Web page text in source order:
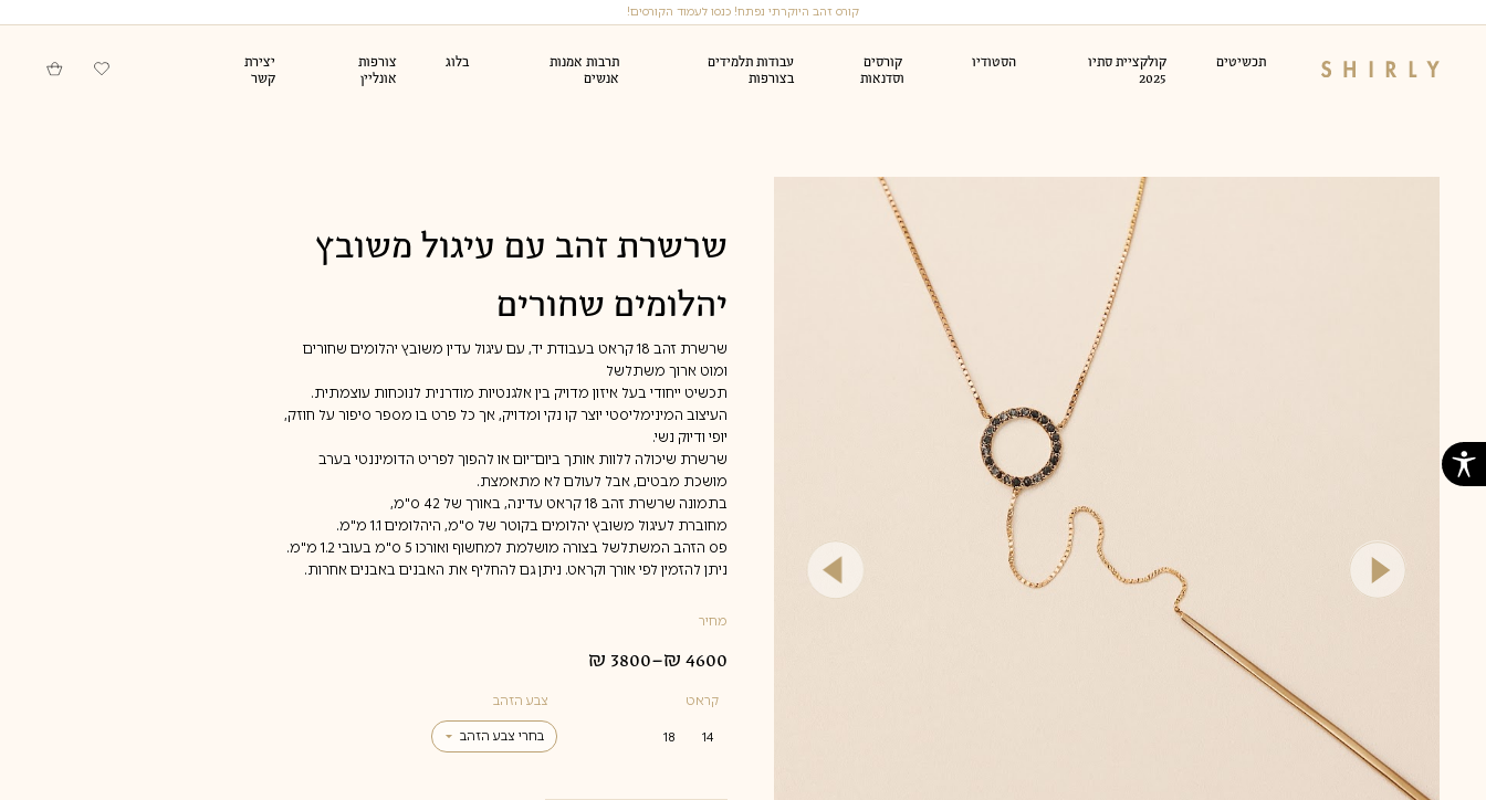
to
קורס זהב היוקרתי נפתח! כנסו לעמוד הקורסים!
תכשיטים
עגילי זהב שרשראות זהב
לגבר
קולקציית סתיו
2025
הסטודיו
קורסים
וסדנאות
עבודות תלמידים
בצורפות
תרבות אמנות
אנשים
בלוג
צורפות
אונליין
יצירת
קשר
שרשרת זהב עם עיגול משובץ
יהלומים שחורים
שרשרת זהב 18 קראט בעבודת יד, עם עיגול עדין משובץ יהלומים שחורים
ומוט ארוך משתלשל
תכשיט ייחודי בעל איזון מדויק בין אלגנטיות מודרנית לנוכחות עוצמתית.
העיצוב המינימליסטי יוצר קו נקי ומדויק, אך כל פרט בו מספר סיפור על חוזק,
יופי ודיוק נשי.
שרשרת שיכולה ללוות אותך ביום־יום או להפוך לפריט הדומיננטי בערב
מושכת מבטים, אבל לעולם לא מתאמצת.
בתמונה שרשרת זהב 18 קראט עדינה, באורך של 42 ס"מ,
מחוברת לעיגול משובץ יהלומים בקוטר של ס"מ, היהלומים 1.1 מ"מ.
פס הזהב המשתלשל בצורה מושלמת למחשוף ואורכו 5 ס"מ בעובי 1.2 מ"מ.
ניתן להזמין לפי אורך וקראט. ניתן גם להחליף את האבנים באבנים אחרות.
מחיר
₪ 3800–₪ 4600
מחירים:
עד
קראט
14
18
צבע הזהב
בחרי צבע הזהב